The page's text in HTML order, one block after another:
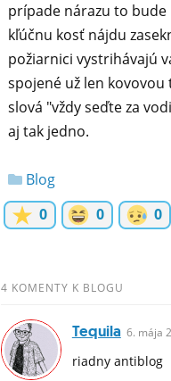
prípade nárazu to
kľúčnu kosť nájdu
požiarnici vystrihávajú
spojené už len
slová "vždy seďte za
aj tak jedno.
Blog
0
0 0
4 KOMENTY K BLOGU
Tequila 6. mája
riadny antiblog